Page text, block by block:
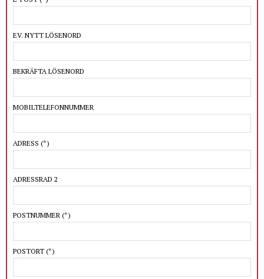
EV. NYTT LÖSENORD
BEKRÄFTA LÖSENORD
MOBILTELEFONNUMMER
ADRESS (*)
ADRESSRAD 2
POSTNUMMER (*)
POSTORT (*)